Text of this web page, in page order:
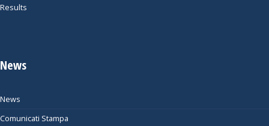
Results
News
News
Comunicati Stampa